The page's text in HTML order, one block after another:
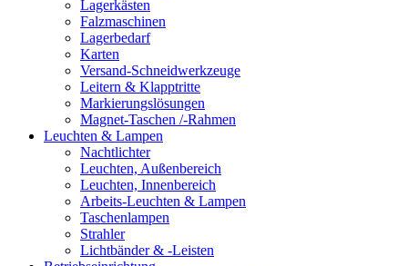
Lagerkästen
Falzmaschinen
Lagerbedarf
Karten
Versand-Schneidwerkzeuge
Leitern & Klapptritte
Markierungslösungen
Magnet-Taschen /-Rahmen
Leuchten & Lampen
Nachtlichter
Leuchten, Außenbereich
Leuchten, Innenbereich
Arbeits-Leuchten & Lampen
Taschenlampen
Strahler
Lichtbänder & -Leisten